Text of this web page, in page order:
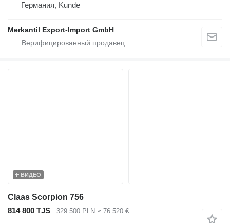
Германия, Kunde
Merkantil Export-Import GmbH
ВИДЕО
Claas Scorpion 756
814 800 TJS
329 500 PLN ≈ 76 520 €